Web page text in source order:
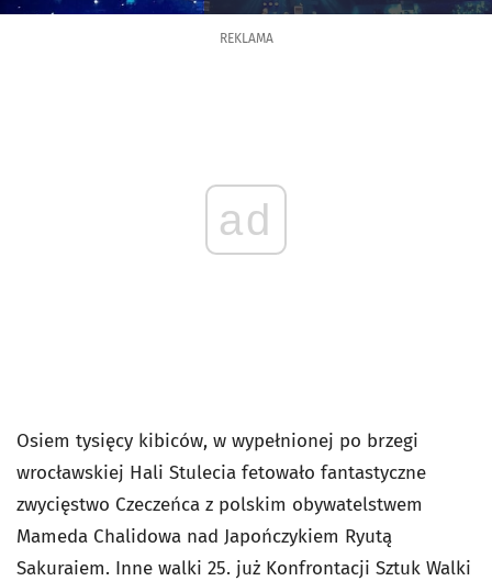
REKLAMA
ad
Osiem tysięcy kibiców, w wypełnionej po brzegi
wrocławskiej Hali Stulecia fetowało fantastyczne
zwycięstwo Czeczeńca z polskim obywatelstwem
Mameda Chalidowa nad Japończykiem Ryutą
Sakuraiem. Inne walki 25. już Konfrontacji Sztuk Walki